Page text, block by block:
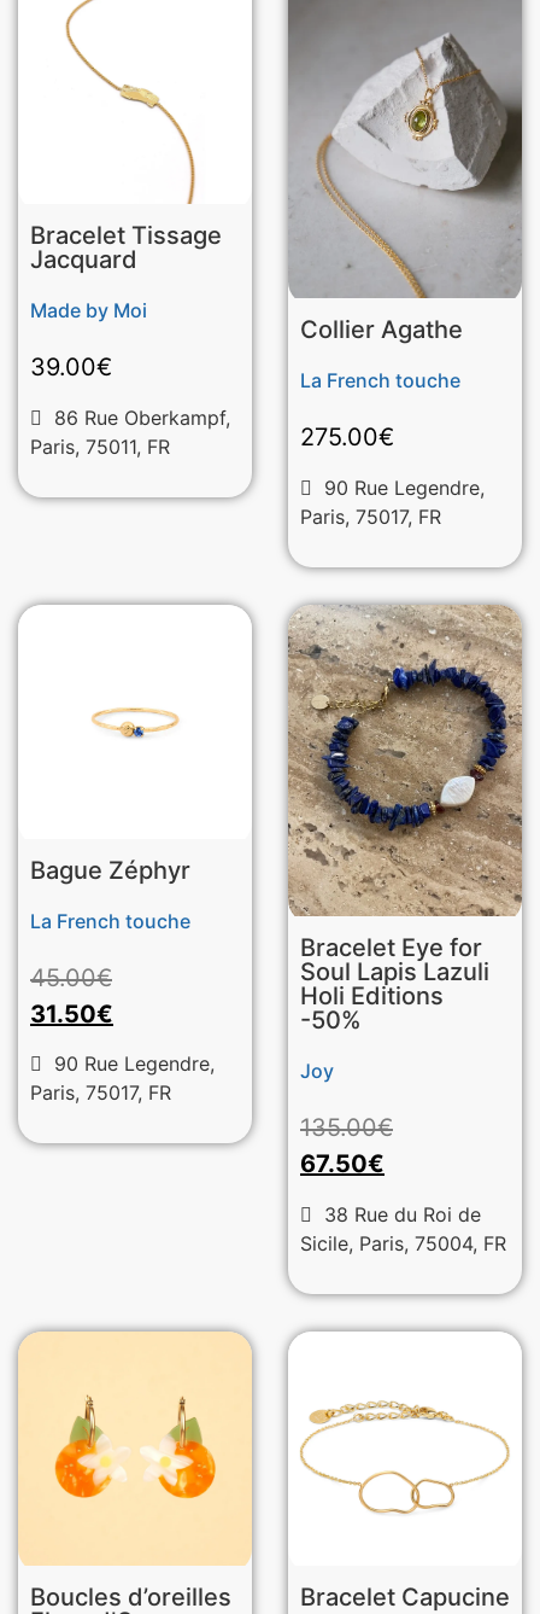
Bracelet Tissage
Jacquard
Made by Moi
39.00€
86 Rue Oberkampf,
Paris, 75011, FR
Collier Agathe
La French touche
275.00€
90 Rue Legendre,
Paris, 75017, FR
Bague Zéphyr
La French touche
45.00€
31.50€
90 Rue Legendre,
Paris, 75017, FR
Bracelet Eye for
Soul Lapis Lazuli
Holi Editions
-50%
Joy
135.00€
67.50€
38 Rue du Roi de
Sicile, Paris, 75004, FR
Boucles d’oreilles
Bracelet Capucine